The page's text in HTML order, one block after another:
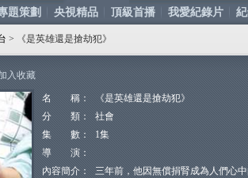
題策劃 央視精品 頂級首播 我愛紀錄片
> 《是英雄還是搶劫犯》
入收藏
名 稱：
《是英雄還是搶劫犯》
分 類：
社會
集 數：
1集
導 演：
內容簡介：
三年前，他因無償捐腎成為人們心